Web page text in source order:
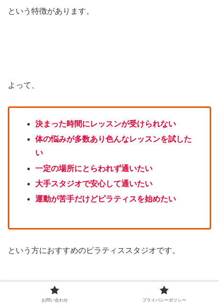
という特徴があります。
よって、
決まった時間にレッスンが受けられない
体の悩みが多数あり色んなレッスンを試した
い
一定の場所にとらわれず通いたい
大手スタジオで安心して通いたい
運動が苦手だけどピラティスを始めたい
という方におすすめのピラティススタジオです。
お問い合わせ プライバシーポリシー